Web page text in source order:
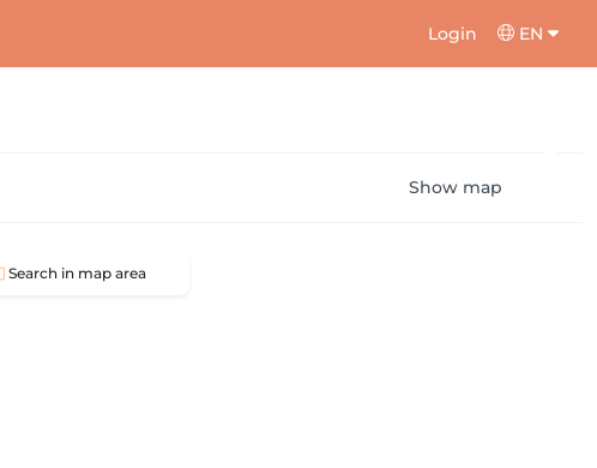
Login EN
Show map
Search in map area